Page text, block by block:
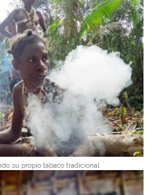
su propio tabaco tradicional